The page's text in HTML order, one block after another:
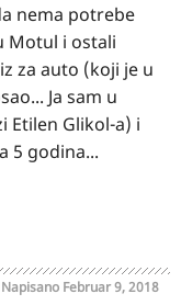
nema potrebe
Motul i ostali
za auto (koji je u
Ja sam u
Etilen Glikol-a) i
5 godina...
Napisano Februar 9, 2018